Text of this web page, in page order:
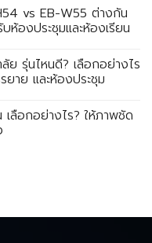
vs EB-W55 ต่างกัน
ห้องประชุมและห้องเรียน
ย รุ่นไหนดี? เลือกอย่างไร
ยาย และห้องประชุม
เลือกอย่างไร? ให้ภาพชัด